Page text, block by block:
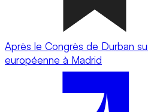
Après le Congrès de Durban
européenne à Madrid